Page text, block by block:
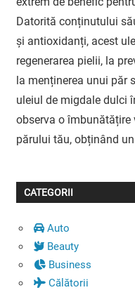
Datorită conținutului
și antioxidanți, acest
regenerarea pielii, la
la menținerea unui păr
uleiul de migdale dulci
observa o
părului tău, obținând
CATEGORII
Auto
Beauty
Business
Călătorii